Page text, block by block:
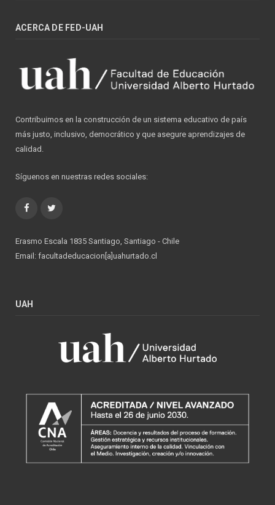
ACERCA DE FED-UAH
Contribuimos en la construcción de un sistema educativo de país
más justo, inclusivo, democrático y que asegure aprendizajes de
calidad.
Síguenos en nuestras redes sociales:
Facebook
Erasmo Escala 1835 Santiago, Santiago - Chile
Email: facultadeducacion[a]uahurtado.cl
UAH